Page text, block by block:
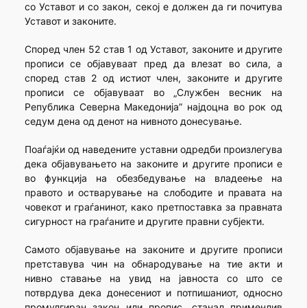
со Уставот и со закон, секој е должен да ги почитува
Уставот и законите.
Според член 52 став 1 од Уставот, законите и другите
прописи се објавуваат пред да влезат во сила, а
според став 2 од истиот член, законите и другите
прописи се објавуваат во „Службен весник на
Република Северна Македонија” најдоцна во рок од
седум дена од денот на нивното донесување.
Поаѓајќи од наведените уставни одредби произлегува
дека објавувањето на законите и другите прописи е
во функција на обезбедување на владеење на
правото и остварување на слободите и правата на
човекот и граѓанинот, како претпоставка за правната
сигурност на граѓаните и другите правни субјекти.
Самото објавување на законите и другите прописи
претставува чин на обнародување на тие акти и
нивно ставање на увид на јавноста со што се
потврдува дека донесениот и потпишаниот, односно